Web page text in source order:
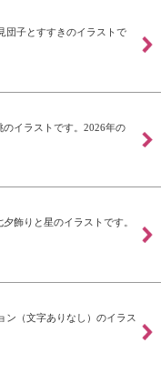
団子とすすきのイラストで
イラストです。2026年の
飾りと星のイラストです。
（文字ありなし）のイラス